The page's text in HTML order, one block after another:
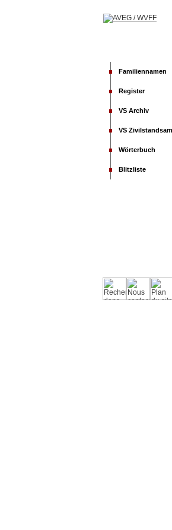
Familiennamen
Register
VS Archiv
VS
Wörterbuch
Blitzliste